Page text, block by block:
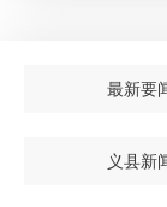
最新要
义县新